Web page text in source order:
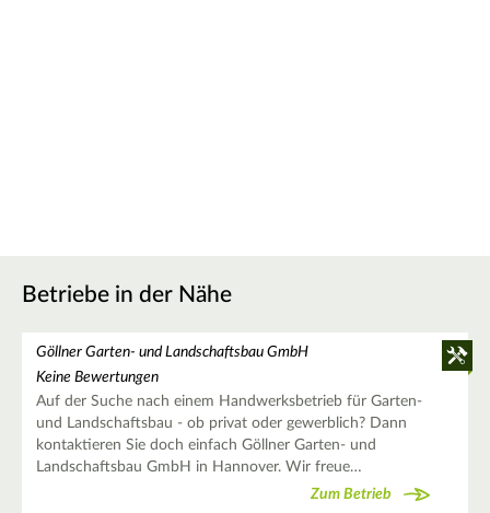
Betriebe in der Nähe
Göllner Garten- und Landschaftsbau GmbH
Keine Bewertungen
Auf der Suche nach einem Handwerksbetrieb für Garten-
und Landschaftsbau - ob privat oder gewerblich? Dann
kontaktieren Sie doch einfach Göllner Garten- und
Landschaftsbau GmbH in Hannover. Wir freue…
Zum Betrieb